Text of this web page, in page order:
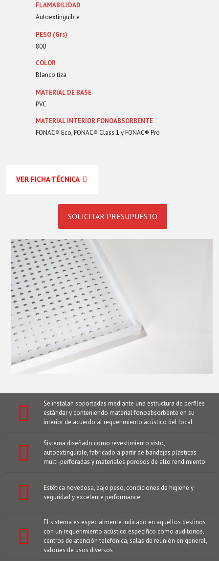
FLAMABILIDAD
Autoextinguible
PESO (Grs)
800
COLOR
Blanco tiza
MATERIAL DE BASE
PVC
MATERIAL INTERIOR FONOABSORBENTE
FONAC® Eco,FONAC® Class 1 yFONAC® Pro
VER FICHA TÉCNICA
SOLICITAR PRESUPUESTO
Se instalan soportadas mediante una estructura de perfiles
estándar y conteniendo material fonoabsorbente en su
interior de acuerdo al requerimiento acústico del local
Sistema diseñado como revestimiento visto,
autoextinguible, fabricado a partir de bandejas plásticas
multi-perforadas y materiales porosos de alto rendimiento
Estética novedosa, bajo peso, condiciones de higiene y
seguridad y excelente performance
El sistema es especialmente indicado en aquellos destinos
con un requerimiento acústico específico como auditorios,
centros de atención telefónica, salas de reunión en general,
salones de usos diversos